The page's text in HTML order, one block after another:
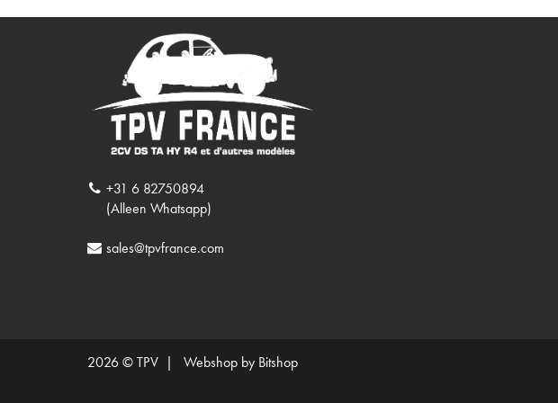
+31 6 82750894
(Alleen Whatsapp)
sales@tpvfrance.com
2026 © TPV | Webshop by Bitshop